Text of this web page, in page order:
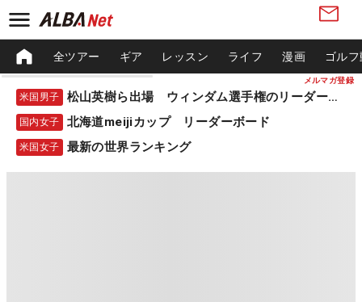
メルマガ登録
全ツアー ギア レッスン ライフ 漫画 ゴル
米国男子 松山英樹ら出場 ウィンダム選手権のリーダーボード
国内女子 北海道meijiカップ リーダーボード
米国女子 最新の世界ランキング